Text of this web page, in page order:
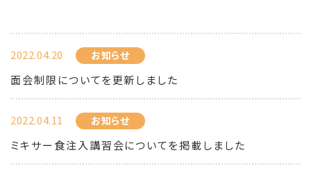
2022.04.20 お知らせ
面会制限についてを更新しました
2022.04.11 お知らせ
ミキサー食注入講習会についてを掲載しました